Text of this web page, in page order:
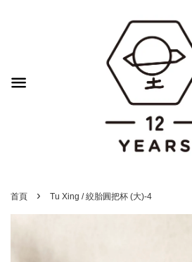
首頁 › Tu Xing / 絞胎圓把杯 (大)-4